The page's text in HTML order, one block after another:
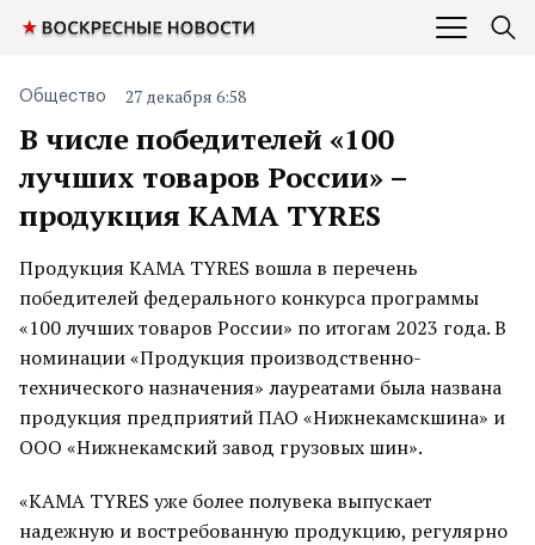
В числе победителей «100
лучших товаров России» –
продукция KAMA TYRES
Общество 27 декабря 6:58
Продукция KAMA TYRES вошла в перечень
победителей федерального конкурса программы
«100 лучших товаров России» по итогам 2023 года. В
номинации «Продукция производственно-
технического назначения» лауреатами была названа
продукция предприятий ПАО «Нижнекамскшина» и
ООО «Нижнекамский завод грузовых шин».
«KAMA TYRES уже более полувека выпускает
надежную и востребованную продукцию, регулярно